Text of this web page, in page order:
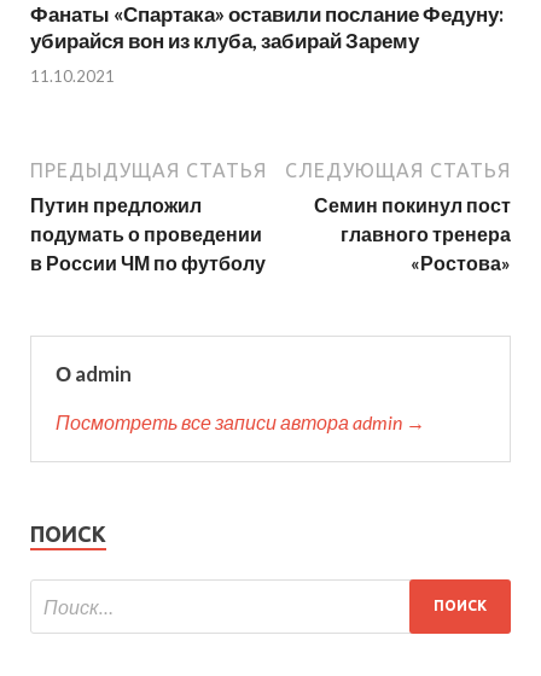
Фанаты «Спартака» оставили послание Федуну:
убирайся вон из клуба, забирай Зарему
11.10.2021
ПРЕДЫДУЩАЯ СТАТЬЯ
Путин предложил
подумать о проведении
в России ЧМ по футболу
СЛЕДУЮЩАЯ СТАТЬЯ
Семин покинул пост
главного тренера
«Ростова»
О admin
Посмотреть все записи автора admin →
ПОИСК